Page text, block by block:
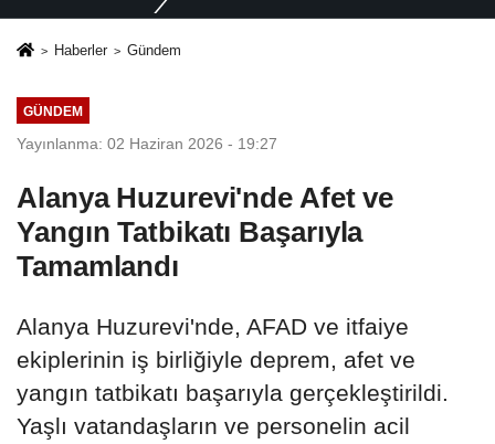
Haberler Gündem
GÜNDEM
Yayınlanma: 02 Haziran 2026 - 19:27
Alanya Huzurevi'nde Afet ve
Yangın Tatbikatı Başarıyla
Tamamlandı
Alanya Huzurevi'nde, AFAD ve itfaiye
ekiplerinin iş birliğiyle deprem, afet ve
yangın tatbikatı başarıyla gerçekleştirildi.
Yaşlı vatandaşların ve personelin acil